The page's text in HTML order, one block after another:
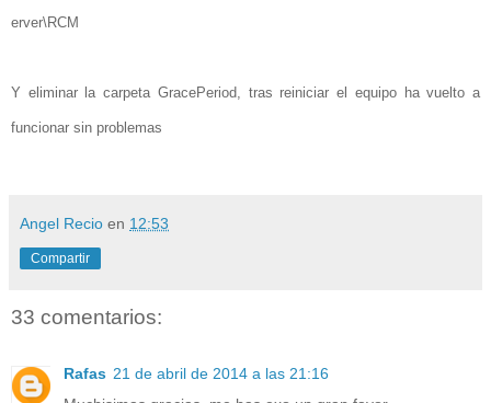
erver\RCM
Y eliminar la carpeta GracePeriod, tras reiniciar el equipo ha vuelto a
funcionar sin problemas
Angel Recio en 12:53
Compartir
33 comentarios:
Rafas 21 de abril de 2014 a las 21:16